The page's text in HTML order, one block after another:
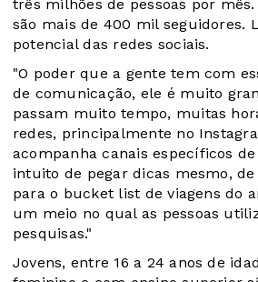
três milhões de pessoas por
são mais de 400 mil seguidores.
potencial das redes sociais.
"O poder que a gente tem com
de comunicação, ele é muito
passam muito tempo, muitas
redes, principalmente no
acompanha canais específicos
intuito de pegar dicas mesmo,
para o bucket list de viagens do
um meio no qual as pessoas
pesquisas."
Jovens, entre 16 a 24 anos de